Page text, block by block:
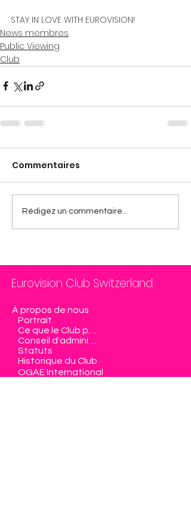
STAY IN LOVE WITH EUROVISION!
News membres
Public Viewing
Club
Commentaires
Rédigez un commentaire...
Eurovision Club Switzerland
À propos de nous
Portrait
Ce que le Club propose
Conseil d'administration
Statuts
Historique du Club
OGAE International